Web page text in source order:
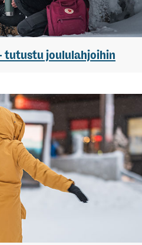
tutustu joululahjoihin